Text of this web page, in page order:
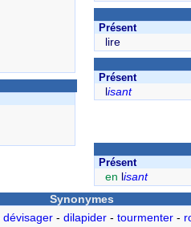
Présent
lire
Présent
lisant
Présent
en lisant
Synonymes
dévisager- dilapider- tourmenter-